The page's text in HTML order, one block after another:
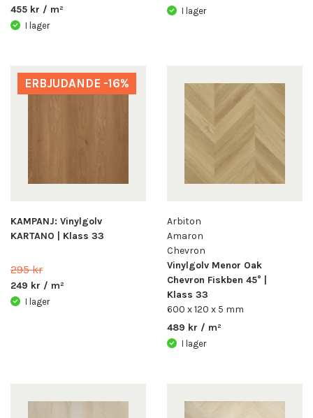
455 kr / m²
I lager
I lager
ERBJUDANDE -16%
KAMPANJ: Vinylgolv
KARTANO | Klass 33
295 kr
249 kr / m²
I lager
Arbiton
Amaron
Chevron
Vinylgolv Menor Oak
Chevron Fiskben 45° |
Klass 33
600 x 120 x 5 mm
489 kr / m²
I lager